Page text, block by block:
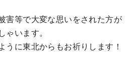
害等で大変な思いをされた方が
います。
うに東北からもお祈りします！